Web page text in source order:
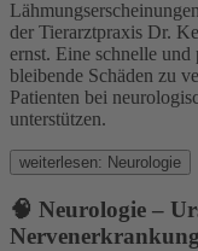
der Tierarztpraxis Dr.
ernst. Eine schnelle
bleibende Schäden zu
Patienten bei
unterstützen.
weiterlesen: Neurologie
🧠 Neurologie –